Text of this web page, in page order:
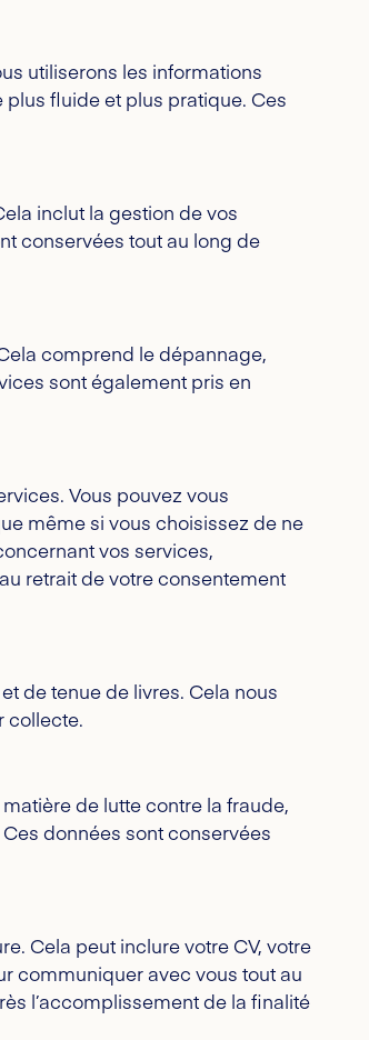
utiliserons les informations
fluide et plus pratique. Ces
inclut la gestion de vos
conservées tout au long de
comprend le dépannage,
sont également pris en
Vous pouvez vous
même si vous choisissez de ne
vos services,
retrait de votre consentement
de tenue de livres. Cela nous
collecte.
de lutte contre la fraude,
données sont conservées
Cela peut inclure votre CV, votre
communiquer avec vous tout au
l’accomplissement de la finalité